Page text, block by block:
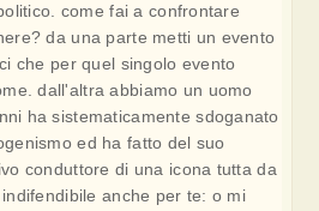
come fai a confrontare
da una parte metti un evento
che per quel singolo evento
dall'altra abbiamo un uomo
ha sistematicamente sdoganato
ed ha fatto del suo
conduttore di una icona tutta da
anche per te: o mi